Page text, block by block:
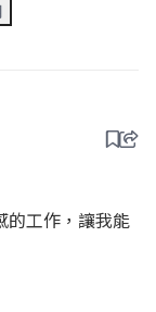
的工作，讓我能
，而是能為社
我會用我的力